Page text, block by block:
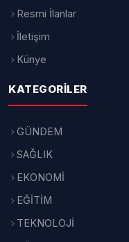
Resmi İlanlar
İletişim
Künye
KATEGORILER
GÜNDEM
SAĞLIK
EKONOMİ
EĞİTİM
TEKNOLOJİ